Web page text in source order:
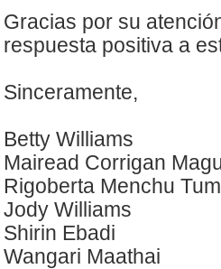
Gracias por su
respuesta positiva a
Sinceramente,
Betty Williams
Mairead Corrigan
Rigoberta Menchu Tum
Jody Williams
Shirin Ebadi
Wangari Maathai